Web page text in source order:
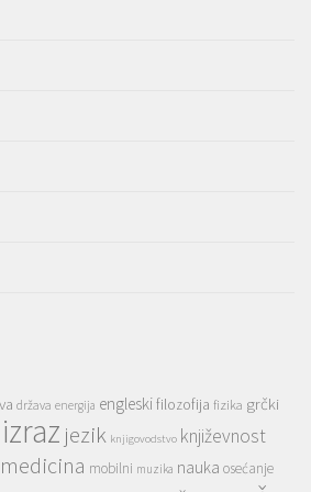
država energija engleskifilozofija fizika grčki
izraz jezik knjigovodstvo književnost
medicina mobilni muzika nauka osećanje